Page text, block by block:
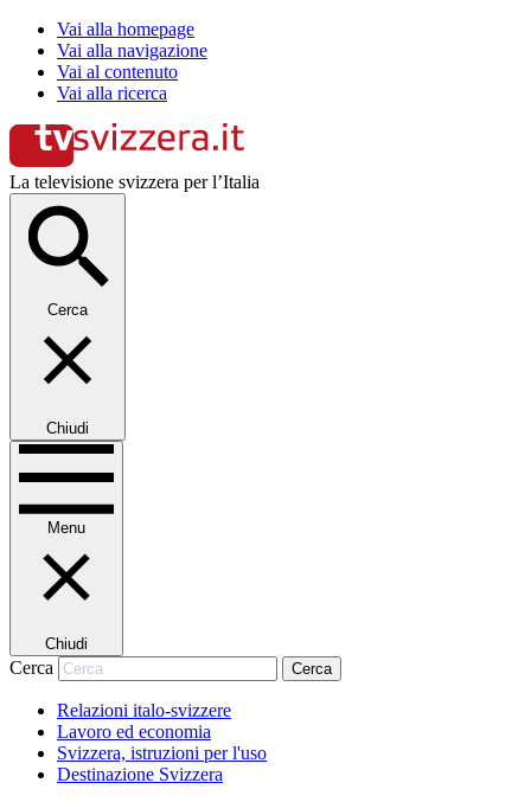
Vai alla homepage
Vai alla navigazione
Vai al contenuto
Vai alla ricerca
La televisione svizzera per l’Italia
Cerca
Chiudi
Menu
Chiudi
Cerca Cerca
Relazioni italo-svizzere
Lavoro ed economia
Svizzera, istruzioni per l'uso
Destinazione Svizzera